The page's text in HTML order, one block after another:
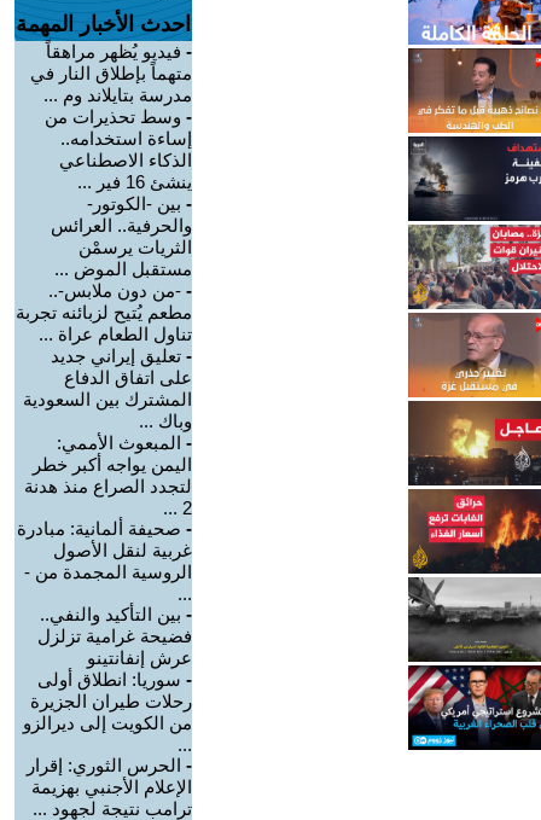
احدث الأخبار المهمة
- فيديو يُظهر مراهقاً
متهماً بإطلاق النار في
مدرسة بتايلاند وم ...
- وسط تحذيرات من
إساءة استخدامه..
الذكاء الاصطناعي
ينشئ 16 فير ...
- بين -الكوتور-
والحرفية.. العرائس
الثريات يرسمْن
مستقبل الموض ...
- -من دون ملابس-..
مطعم يُتيح لزبائنه تجربة
تناول الطعام عراة ...
- تعليق إيراني جديد
على اتفاق الدفاع
المشترك بين السعودية
وباك ...
- المبعوث الأممي:
اليمن يواجه أكبر خطر
لتجدد الصراع منذ هدنة
2 ...
- صحيفة ألمانية: مبادرة
غربية لنقل الأصول
الروسية المجمدة من -
...
- بين التأكيد والنفي..
فضيحة غرامية تزلزل
عرش إنفانتينو
- سوريا: انطلاق أولى
رحلات طيران الجزيرة
من الكويت إلى ديرالزو
...
- الحرس الثوري: إقرار
الإعلام الأجنبي بهزيمة
ترامب نتيجة لجهود ...